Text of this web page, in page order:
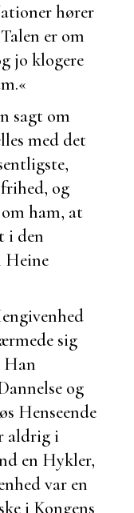
hører
er om
jo klogere
sagt om
med det
og
ham, at
i den
Heine
sig
Han
og
Henseende
aldrig i
en Hykler,
var en
i Kongens